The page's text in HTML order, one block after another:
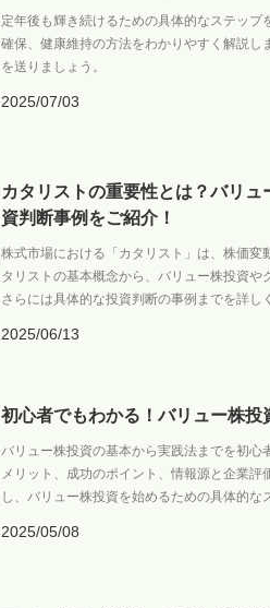
定年後も輝き続けるための具体的なステッ
確保、健康維持の方法をわかりやすく解説
を送りましょう。
2025/07/03
カタリストの重要性とは？バリ
資判断事例をご紹介！
株式市場における「カタリスト」は、株価変
タリストの基本概念から、バリュー株投資や
さらには具体的な投資判断の事例までを詳し
2025/06/13
初心者でもわかる！バリュー株
バリュー株投資の基本から実践法までを初
メリット、成功のポイント、情報源と企業
し、バリュー株投資を始めるための具体的な
2025/05/08